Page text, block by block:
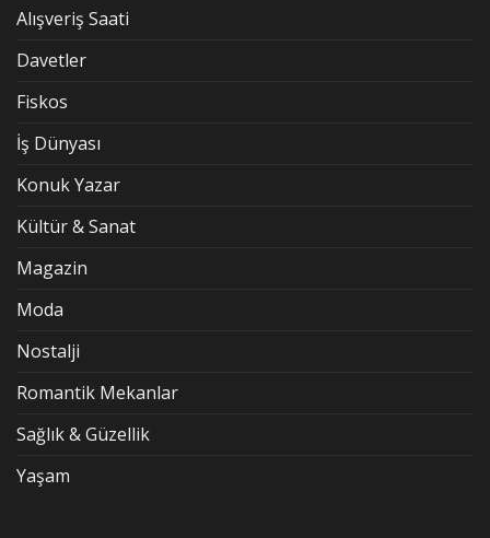
Alışveriş Saati
Davetler
Fiskos
İş Dünyası
Konuk Yazar
Kültür & Sanat
Magazin
Moda
Nostalji
Romantik Mekanlar
Sağlık & Güzellik
Yaşam